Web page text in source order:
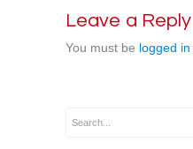
Leave a Reply
You must be logged in